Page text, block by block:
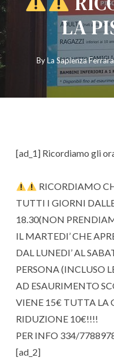
LA
ByLa Sapienza Ferrara
[ad_1] Ricordiamo gli
RICORDIAMO
TUTTI I GIORNI
18.30(NON
IL MARTEDI’ CHE
DAL LUNEDI’ AL
PERSONA (INCLUSO
AD ESAURIMENTO
VIENE 15€ TUTTA LA
RIDUZIONE 10€!!!!
PER INFO 334/
[ad_2]